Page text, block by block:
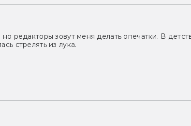
редакторы зовут меня делать опечатки. В
стрелять из лука.